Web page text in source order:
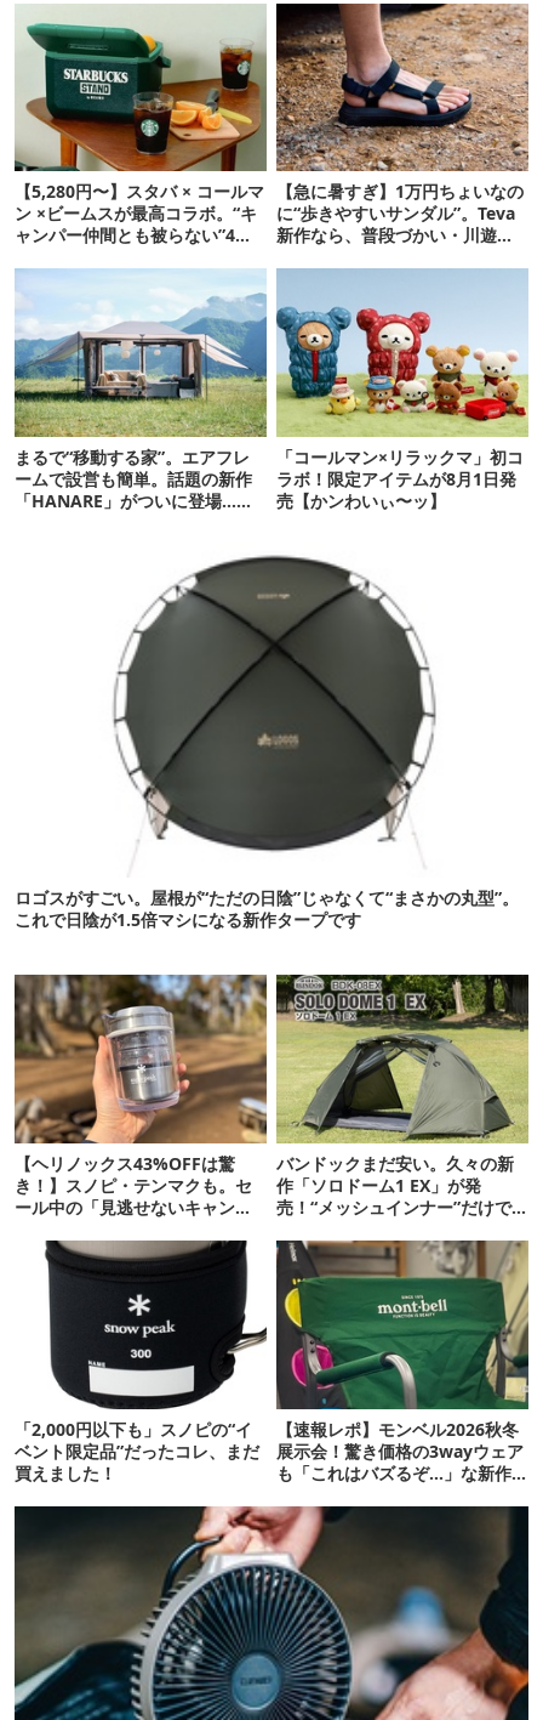
【5,280円〜】スタバ × コールマ
ン ×ビームスが最高コラボ。“キ
ャンパー仲間とも被らない”4ア
【急に暑すぎ】1万円ちょいなの
に“歩きやすいサンダル”。Teva
新作なら、普段づかい・川遊
まるで“移動する家”。エアフレ
ームで設営も簡単。話題の新作
「HANARE」がついに登場…！
「コールマン×リラックマ」初コ
ラボ！限定アイテムが8月1日発
売【かンわいぃ〜ッ】
ロゴスがすごい。屋根が“ただの日陰”じゃなくて“まさかの丸型”。
これで日陰が1.5倍マシになる新作タープです
【ヘリノックス43%OFFは驚
き！】スノピ・テンマクも。セ
ール中の「見逃せないキャンプ
バンドックまだ安い。久々の新
作「ソロドーム1 EX」が発
売！“メッシュインナー”だけで
「2,000円以下も」スノピの“イ
ベント限定品”だったコレ、まだ
買えました！
【速報レポ】モンベル2026秋冬
展示会！驚き価格の3wayウェア
も「これはバズるぞ…」な新作